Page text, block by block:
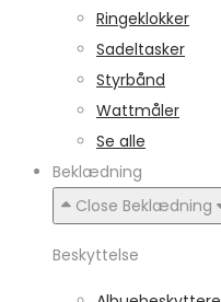
Ringeklokker
Sadeltasker
Styrbånd
Wattmåler
Se alle
Beklædning
Close Beklædning
Beskyttelse